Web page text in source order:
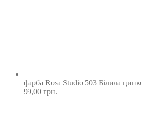
фарба Rosa Studio 503 Білила
99,00 грн.